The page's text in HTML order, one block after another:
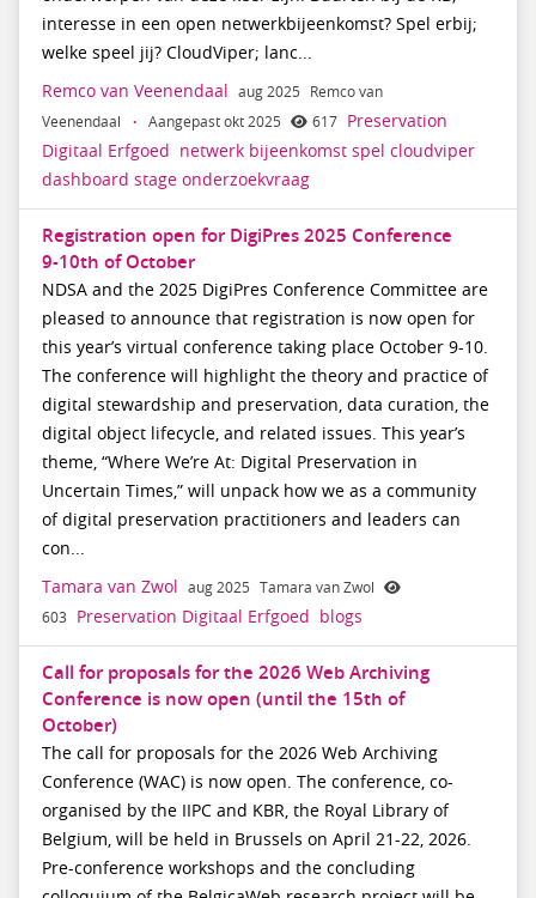
interesse in een open netwerkbijeenkomst? Spel erbij;
welke speel jij? CloudViper; lanc...
Remco van Veenendaal aug 2025 Remco van
Veenendaal
· Aangepast okt 2025 617 Preservation
Digitaal Erfgoed netwerk bijeenkomst spel cloudviper
dashboard stage onderzoekvraag
Registration open for DigiPres 2025 Conference
9-10th of October
NDSA and the 2025 DigiPres Conference Committee are
pleased to announce that registration is now open for
this year’s virtual conference taking place October 9-10.
The conference will highlight the theory and practice of
digital stewardship and preservation, data curation, the
digital object lifecycle, and related issues. This year’s
theme, “Where We’re At: Digital Preservation in
Uncertain Times,” will unpack how we as a community
of digital preservation practitioners and leaders can
con...
Tamara van Zwol aug 2025 Tamara van Zwol
603 Preservation Digitaal Erfgoed blogs
Call for proposals for the 2026 Web Archiving
Conference is now open (until the 15th of
October)
The call for proposals for the 2026 Web Archiving
Conference (WAC) is now open. The conference, co-
organised by the IIPC and KBR, the Royal Library of
Belgium, will be held in Brussels on April 21-22, 2026.
Pre-conference workshops and the concluding